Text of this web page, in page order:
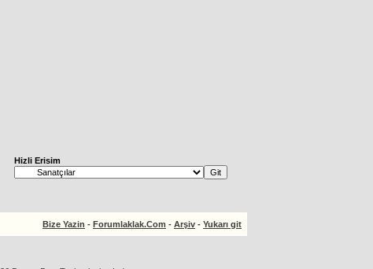
Hizli Erisim
Bize Yazin - Forumlaklak.Com - Arşiv - Yukarı git